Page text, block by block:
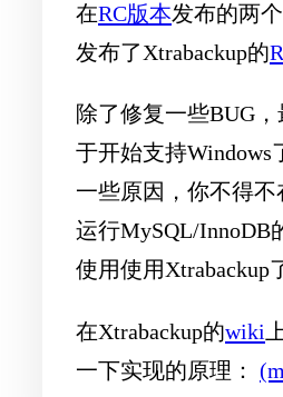
在RC版本发布的两
发布了Xtrabackup的
除了修复一些BUG
于开始支持Windows
一些原因，你不得不
运行MySQL/InnoDB
使用使用Xtrabackup
在Xtrabackup的wiki
一下实现的原理：